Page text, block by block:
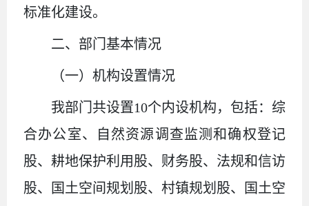
标准化建设。
二、部门基本情况
（一）机构设置情况
我部门共设置10个内设机构，包括：综
合办公室、自然资源调查监测和确权登记
股、耕地保护利用股、财务股、法规和信访
股、国土空间规划股、村镇规划股、国土空